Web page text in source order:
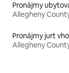
Pronájmy
Allegheny
Allegheny